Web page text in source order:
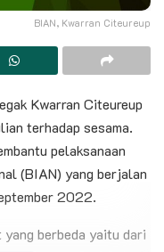
BIAN, Kwarran Citeureup
Kwarran Citeureup
terhadap sesama.
pelaksanaan
(BIAN) yang berjalan
2022.
berbeda yaitu dari